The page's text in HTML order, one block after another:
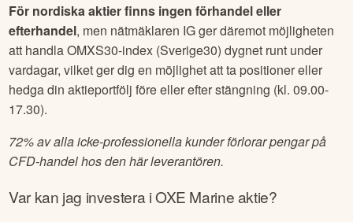
För nordiska aktier finns ingen förhandel eller
efterhandel, men nätmäklaren IG ger däremot möjligheten
att handla OMXS30-index (Sverige30) dygnet runt under
vardagar, vilket ger dig en möjlighet att ta positioner eller
hedga din aktieportfölj före eller efter stängning (kl. 09.00-
17.30).
72% av alla icke-professionella kunder förlorar pengar på
CFD-handel hos den här leverantören.
Var kan jag investera iOXE Marineaktie?